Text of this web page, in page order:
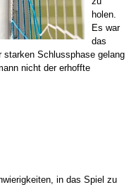
holen.
Es war
das
Schlussphase gelang
nicht der erhoffte
in das Spiel zu